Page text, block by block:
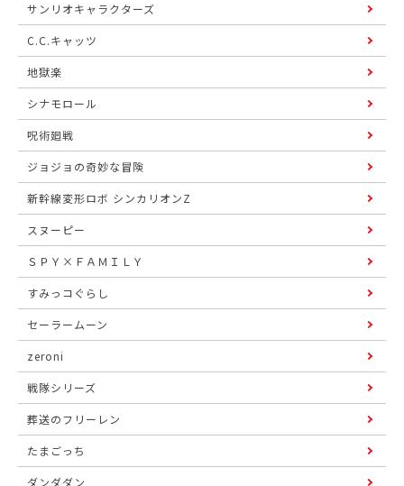
サンリオキャラクターズ
C.C.キャッツ
地獄楽
シナモロール
呪術廻戦
ジョジョの奇妙な冒険
新幹線変形ロボ シンカリオンZ
スヌーピー
ＳＰＹ×ＦＡＭＩＬＹ
すみっコぐらし
セーラームーン
zeroni
戦隊シリーズ
葬送のフリーレン
たまごっち
ダンダダン